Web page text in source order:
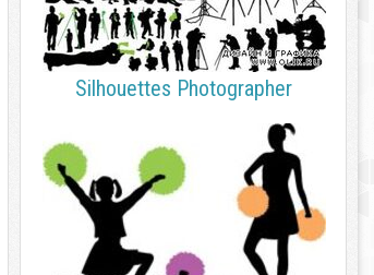
Silhouettes Photographer